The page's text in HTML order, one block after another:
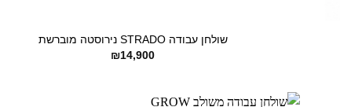
שולחן עבודה STRADO נירוסטה מוברשת
₪14,900